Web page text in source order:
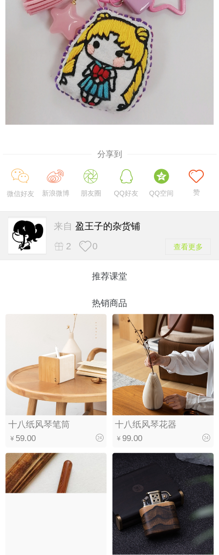
分享到
微信好友 新浪微博 朋友圈 QQ好友 QQ空间 赞
来自 盈王子的杂货铺
2
0 查看更多
推荐课堂
热销商品
十八纸风琴笔筒
59.00
十八纸风琴花器
99.00